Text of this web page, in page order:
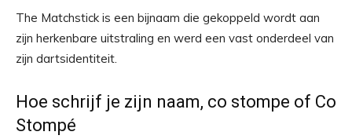
The Matchstick is een bijnaam die gekoppeld wordt aan
zijn herkenbare uitstraling en werd een vast onderdeel van
zijn dartsidentiteit.
Hoe schrijf je zijn naam, co stompe of Co
Stompé